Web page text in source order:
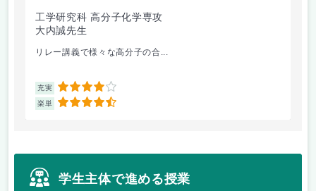
工学研究科 高分子化学専攻
大内誠先生
リレー講義で様々な高分子の合...
充実 4
楽単 4.5
学生主体で進める授業